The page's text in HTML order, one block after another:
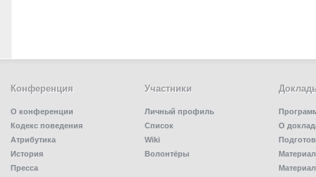
Конференция
О конференции
Кодекс поведения
Атрибутика
История
Пресса
Участники
Личный профиль
Список
Wiki
Волонтёры
О